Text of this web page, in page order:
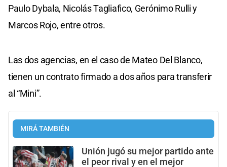
Paulo Dybala, Nicolás Tagliafico, Gerónimo Rulli y
Marcos Rojo, entre otros.
Las dos agencias, en el caso de Mateo Del Blanco,
tienen un contrato firmado a dos años para transferir
al “Mini”.
MIRÁ TAMBIÉN
Unión jugó su mejor partido ante
el peor rival y en el mejor